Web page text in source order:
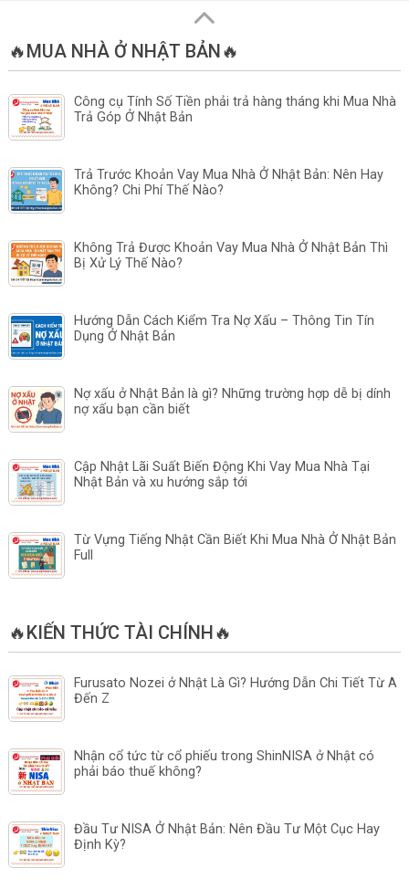
🔥MUA NHÀ Ở NHẬT BẢN🔥
Công cụ Tính Số Tiền phải trả hàng tháng khi Mua Nhà
Trả Góp Ở Nhật Bản
Trả Trước Khoản Vay Mua Nhà Ở Nhật Bản: Nên Hay
Không? Chi Phí Thế Nào?
Không Trả Được Khoản Vay Mua Nhà Ở Nhật Bản Thì
Bị Xử Lý Thế Nào?
Hướng Dẫn Cách Kiểm Tra Nợ Xấu – Thông Tin Tín
Dụng Ở Nhật Bản
Nợ xấu ở Nhật Bản là gì? Những trường hợp dễ bị dính
nợ xấu bạn cần biết
Cập Nhật Lãi Suất Biến Động Khi Vay Mua Nhà Tại
Nhật Bản và xu hướng sắp tới
Từ Vựng Tiếng Nhật Cần Biết Khi Mua Nhà Ở Nhật Bản
Full
🔥KIẾN THỨC TÀI CHÍNH🔥
Furusato Nozei ở Nhật Là Gì? Hướng Dẫn Chi Tiết Từ A
Đến Z
Nhận cổ tức từ cổ phiếu trong ShinNISA ở Nhật có
phải báo thuế không?
Đầu Tư NISA Ở Nhật Bản: Nên Đầu Tư Một Cục Hay
Định Kỳ?